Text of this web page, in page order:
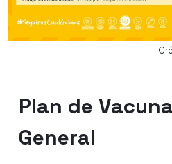
Plan de
General